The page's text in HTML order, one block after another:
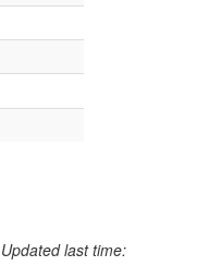
Updated last time: